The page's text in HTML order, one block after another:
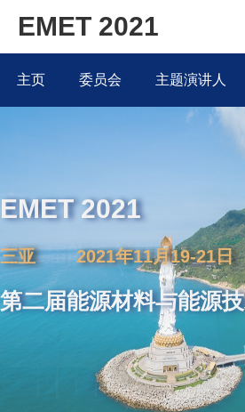
EMET 2021
主页 委员会 主题演讲人
EMET 2021
三亚 2021年11月19-21日
第二届能源材料与能源